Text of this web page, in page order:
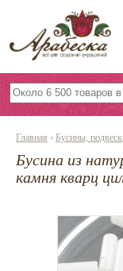
Бусины,
Бисер
Фурнитура
Главная › Бусины,
Бусина из
камня кварц